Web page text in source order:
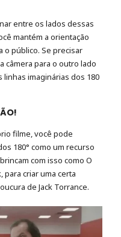
entre os lados dessas
mantém a orientação
o público. Se precisar
câmera para o outro lado
imaginárias dos 180
filme, você pode
180° como um recurso
com isso como O
para criar uma certa
de Jack Torrance.